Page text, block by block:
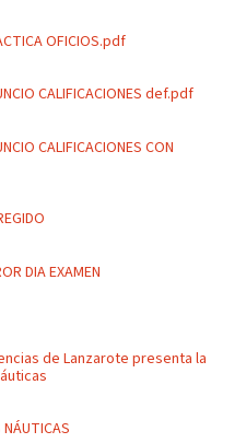
OFICIOS.pdf
CALIFICACIONES def.pdf
CALIFICACIONES CON
DIA EXAMEN
de Lanzarote presenta la
NÁUTICAS